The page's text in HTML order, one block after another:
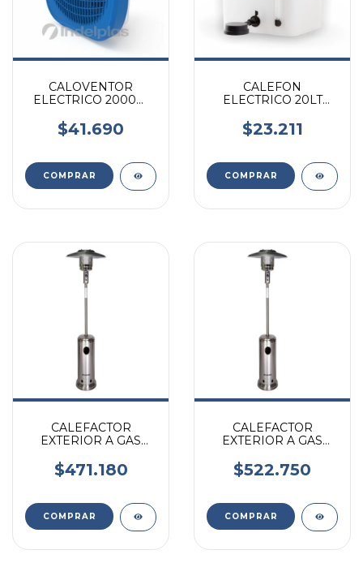
CALOVENTOR
ELECTRICO 2000W
NACIONAL
INDELPLAS
$41.690
COMPRAR
CALEFON
ELECTRICO 20LT
REFORZADA
INDELPLAS
$23.211
COMPRAR
CALEFACTOR
EXTERIOR A GAS
ACERO PINTADO
$471.180
COMPRAR
CALEFACTOR
EXTERIOR A GAS
ACERO INOXIDABLE
$522.750
COMPRAR